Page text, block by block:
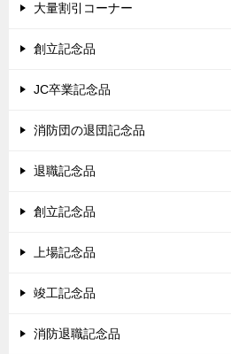
大量割引コーナー
創立記念品
JC卒業記念品
消防団の退団記念品
退職記念品
創立記念品
上場記念品
竣工記念品
消防退職記念品